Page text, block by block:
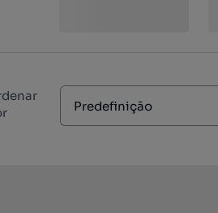
Predefinição